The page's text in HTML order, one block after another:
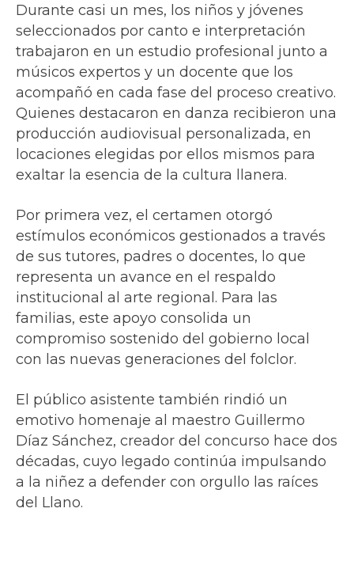
Durante casi un mes, los niños y jóvenes
seleccionados por canto e interpretación
trabajaron en un estudio profesional junto a
músicos expertos y un docente que los
acompañó en cada fase del proceso creativo.
Quienes destacaron en danza recibieron una
producción audiovisual personalizada, en
locaciones elegidas por ellos mismos para
exaltar la esencia de la cultura llanera.
Por primera vez, el certamen otorgó
estímulos económicos gestionados a través
de sus tutores, padres o docentes, lo que
representa un avance en el respaldo
institucional al arte regional. Para las
familias, este apoyo consolida un
compromiso sostenido del gobierno local
con las nuevas generaciones del folclor.
El público asistente también rindió un
emotivo homenaje al maestro Guillermo
Díaz Sánchez, creador del concurso hace dos
décadas, cuyo legado continúa impulsando
a la niñez a defender con orgullo las raíces
del Llano.